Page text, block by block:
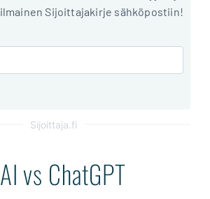
Sijoittajakirje sähköpostiin!
Sijoittaja.fi
vs ChatGPT